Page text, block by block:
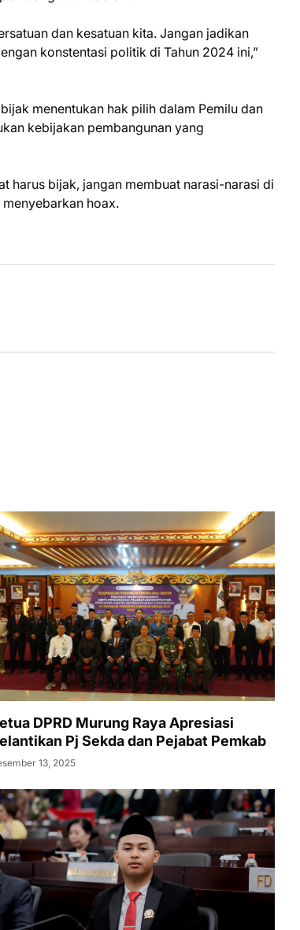
dan kesatuan kita. Jangan jadikan
konstentasi politik di Tahun 2024 ini,”
menentukan hak pilih dalam Pemilu dan
kebijakan pembangunan yang
harus bijak, jangan membuat narasi-narasi di
hoax.
DPRD Murung Raya Apresiasi
Pj Sekda dan Pejabat Pemkab
13, 2025